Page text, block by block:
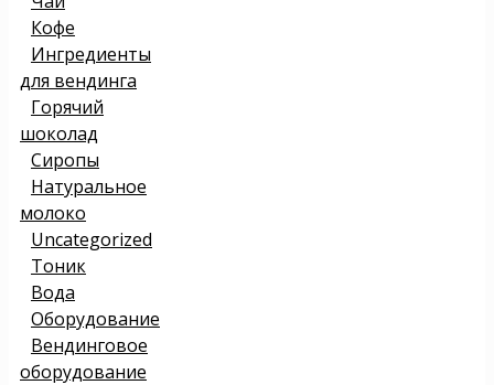
Кофе
Ингредиенты
для вендинга
Горячий
шоколад
Сиропы
Натуральное
молоко
Uncategorized
Тоник
Вода
Оборудование
Вендинговое
оборудование